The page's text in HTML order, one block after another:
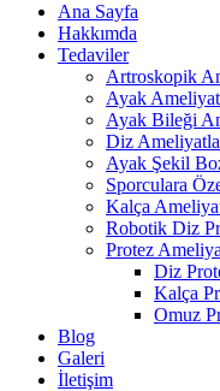
Ana Sayfa
Hakkımda
Tedaviler
Artroskopik
Ayak
Ayak Bileği
Diz
Ayak Şekil
Sporculara
Kalça
Robotik Diz
Protez
Diz
Kalça
Omuz
Blog
Galeri
İletişim